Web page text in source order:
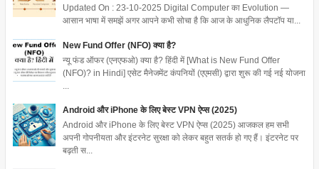
Updated On : 23-10-2025 Digital Computer का Evolution —
आसान भाषा में समझें अगर आपने कभी सोचा है कि आज के आधुनिक लैपटॉप या...
New Fund Offer (NFO) क्या है?
न्यू फंड ऑफर (एनएफओ) क्या है? हिंदी में [What is New Fund Offer
(NFO)? in Hindi] एसेट मैनेजमेंट कंपनियों (एएमसी) द्वारा शुरू की गई नई योजना
Android और iPhone के लिए बेस्ट VPN ऐप्स (2025)
Android और iPhone के लिए बेस्ट VPN ऐप्स (2025) आजकल हम सभी
अपनी गोपनीयता और इंटरनेट सुरक्षा को लेकर बहुत सतर्क हो गए हैं। इंटरनेट पर
बढ़ती स...